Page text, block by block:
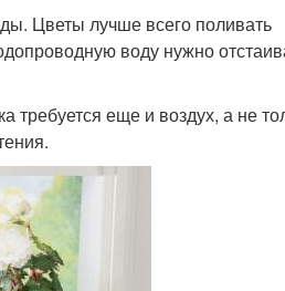
Цветы лучше всего поливать
воду нужно
требуется еще и воздух, а не